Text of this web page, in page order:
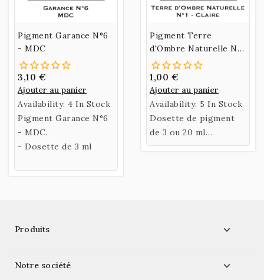
Pigment Garance N°6
- MDC
3,10 €
Ajouter au panier
Availability: 4 In Stock
Pigment Garance N°6
- MDC.
- Dosette de 3 ml
Pigment Terre
d'Ombre Naturelle N°1
- Claire
1,00 €
Ajouter au panier
Availability: 5 In Stock
Dosette de pigment
de 3 ou 20 ml
ou Sachet de 60 gr de
Produits 
Notre société 